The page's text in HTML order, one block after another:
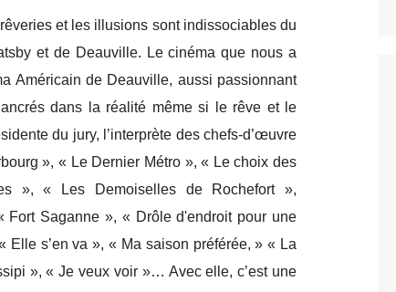
et les illusions sont indissociables du
et de Deauville. Le cinéma que nous a
Américain de Deauville, aussi passionnant
dans la réalité même si le rêve et le
du jury, l’interprète des chefs-d’œuvre
», « Le Dernier Métro », « Le choix des
», « Les Demoiselles de Rochefort »,
Saganne », « Drôle d'endroit pour une
Elle s’en va », « Ma saison préférée, » « La
», « Je veux voir »… Avec elle, c’est une